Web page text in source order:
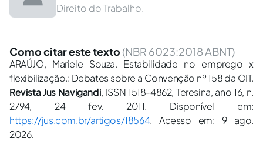
Direito do Trabalho.
Como citar este texto (NBR 6023:2018 ABNT)
ARAÚJO, Mariele Souza. Estabilidade no emprego x
flexibilização.: Debates sobre a Convenção nº 158 da OIT.
Revista Jus Navigandi, ISSN 1518-4862, Teresina, ano 16, n.
2794, 24 fev. 2011. Disponível em:
https://jus.com.br/artigos/18564. Acesso em: 9 ago.
2026.